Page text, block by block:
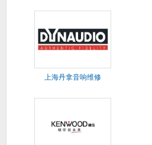
上海丹拿音响维修